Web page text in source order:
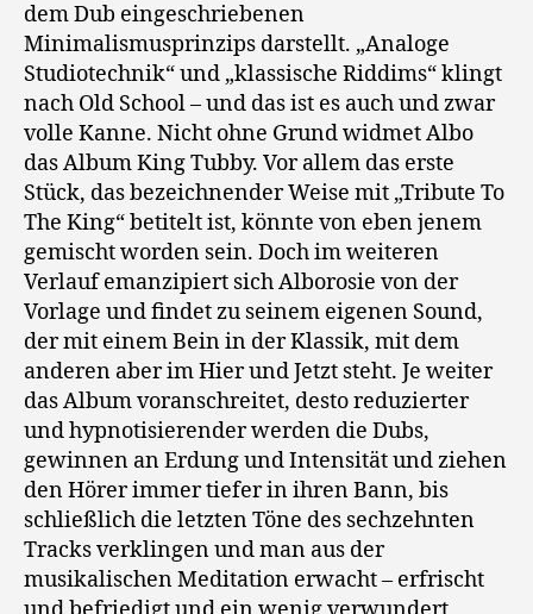
dem Dub eingeschriebenen
Minimalismusprinzips darstellt. „Analoge
Studiotechnik“ und „klassische Riddims“ klingt
nach Old School – und das ist es auch und zwar
volle Kanne. Nicht ohne Grund widmet Albo
das Album King Tubby. Vor allem das erste
Stück, das bezeichnender Weise mit „Tribute To
The King“ betitelt ist, könnte von eben jenem
gemischt worden sein. Doch im weiteren
Verlauf emanzipiert sich Alborosie von der
Vorlage und findet zu seinem eigenen Sound,
der mit einem Bein in der Klassik, mit dem
anderen aber im Hier und Jetzt steht. Je weiter
das Album voranschreitet, desto reduzierter
und hypnotisierender werden die Dubs,
gewinnen an Erdung und Intensität und ziehen
den Hörer immer tiefer in ihren Bann, bis
schließlich die letzten Töne des sechzehnten
Tracks verklingen und man aus der
musikalischen Meditation erwacht – erfrischt